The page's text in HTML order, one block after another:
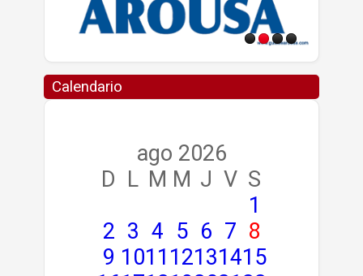
Calendario
ago 2026
D L M M J V S
1
2 3 4 5 6 7 8
9 1011 12131415